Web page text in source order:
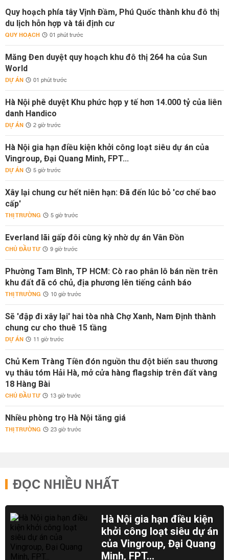
Quy hoạch phía tây Vịnh Đầm, Phú Quốc thành khu đô thị
du lịch hỗn hợp và tái định cư
QUY HOẠCH 01 phút trước
Măng Đen duyệt quy hoạch khu đô thị 264 ha của Sun
World
DỰ ÁN 01 phút trước
Hà Nội phê duyệt Khu phức hợp y tế hơn 14.000 tỷ của liên
danh Handico
DỰ ÁN 2 giờ trước
Hà Nội gia hạn điều kiện khởi công loạt siêu dự án của
Vingroup, Đại Quang Minh, FPT...
DỰ ÁN 5 giờ trước
Xây lại chung cư hết niên hạn: Đã đến lúc bỏ 'cơ chế bao
cấp'
THỊ TRƯỜNG 5 giờ trước
Everland lãi gấp đôi cùng kỳ nhờ dự án Vân Đồn
CHỦ ĐẦU TƯ 9 giờ trước
Phường Tam Bình, TP HCM: Cò rao phân lô bán nền trên
khu đất đã có chủ, địa phương lên tiếng cảnh báo
THỊ TRƯỜNG 10 giờ trước
Sẽ 'đập đi xây lại' hai tòa nhà Chợ Xanh, Nam Định thành
chung cư cho thuê 15 tầng
DỰ ÁN 11 giờ trước
Chủ Kem Tràng Tiền đón nguồn thu đột biến sau thương
vụ thâu tóm Hải Hà, mở cửa hàng flagship trên đất vàng
18 Hàng Bài
CHỦ ĐẦU TƯ 13 giờ trước
Nhiều phòng trọ Hà Nội tăng giá
THỊ TRƯỜNG 23 giờ trước
ĐỌC NHIỀU NHẤT
Hà Nội gia hạn điều kiện
khởi công loạt siêu dự án
của Vingroup, Đại Quang
Minh, FPT...